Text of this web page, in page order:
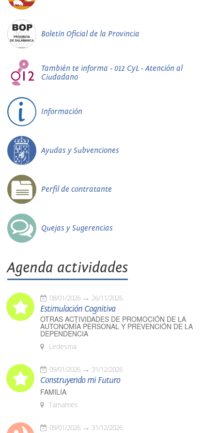
Boletín Oficial de la Provincia
También te informa - 012 CyL - Atención al
Ciudadano
Información
Ayudas y Subvenciones
Perfil de contratante
Quejas y Sugerencias
Agenda actividades
08/01/2026 26/11/2026
Estimulación Cognitiva
OTRAS ACTIVIDADES DE PROMOCIÓN DE LA
AUTONOMÍA PERSONAL Y PREVENCIÓN DE LA
DEPENDENCIA
Ledesma
09/01/2026 31/12/2026
Construyendo mi Futuro
FAMILIA
Tamames
09/01/2026 31/12/2026